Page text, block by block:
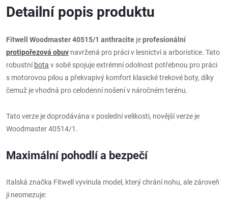
Detailní popis produktu
Fitwell Woodmaster 40515/1 anthracite jeprofesionální
protipořezová obuv navržená pro práci v lesnictví a arboristice. Tato
robustníbota v sobě spojuje extrémní odolnost potřebnou pro práci
s motorovou pilou a překvapivý komfort klasické trekové boty, díky
čemuž je vhodná pro celodenní nošení v náročném terénu.
Tato verze je doprodávána v poslední velikosti, novější verze je
Woodmaster 40514/1.
Maximální pohodlí a bezpečí
Italská značka Fitwell vyvinula model, který chrání nohu, ale zároveň
ji neomezuje: